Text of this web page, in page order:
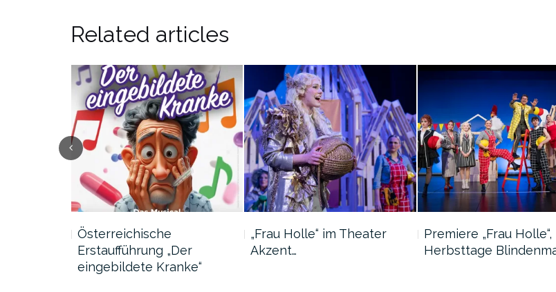
Related articles
Österreichische
Erstaufführung „Der
eingebildete Kranke“
„Frau Holle“ im Theater
Akzent…
Premiere „Frau Holle“,
Herbsttage